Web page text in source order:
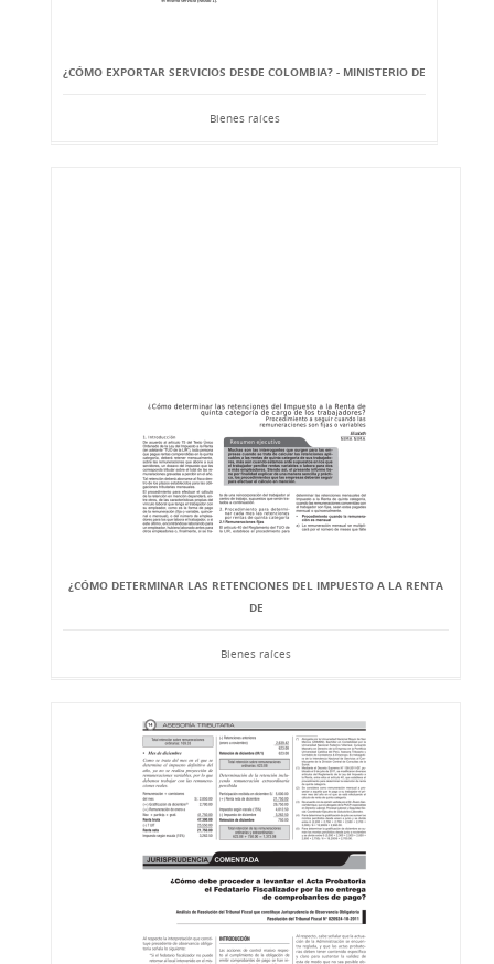
¿CÓMO EXPORTAR SERVICIOS DESDE COLOMBIA? - MINISTERIO DE
Bienes raíces
¿CÓMO DETERMINAR LAS RETENCIONES DEL IMPUESTO A LA RENTA
DE
Bienes raíces